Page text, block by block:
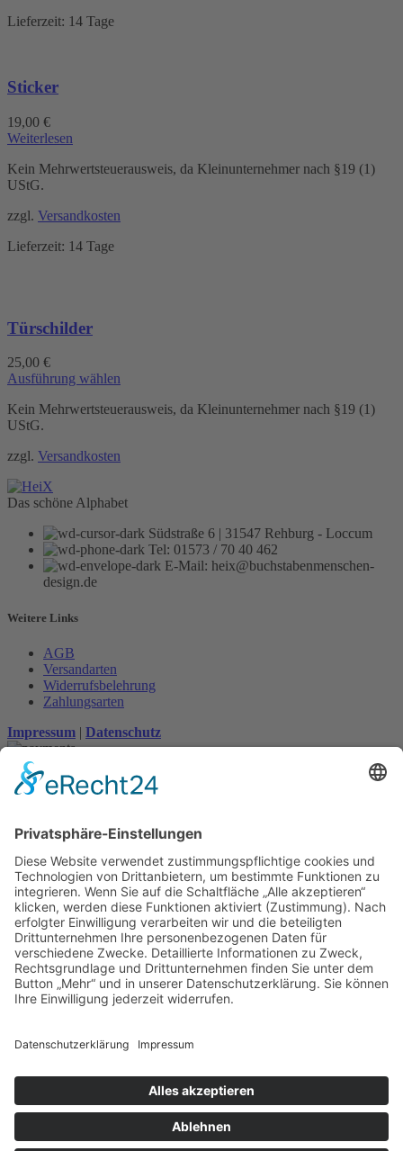
Lieferzeit: 14 Tage
Sticker
19,00 €
Weiterlesen
Kein Mehrwertsteuerausweis, da Kleinunternehmer nach §19 (1)
UStG.
zzgl. Versandkosten
Lieferzeit: 14 Tage
Türschilder
25,00 €
Ausführung wählen
weist
auf.
können
der
Produktseite
gewählt
Kein Mehrwertsteuerausweis, da Kleinunternehmer nach §19 (1)
UStG.
zzgl. Versandkosten
Das schöne Alphabet
Südstraße 6 | 31547 Rehburg - Loccum
Tel: 01573 / 70 40 462
E-Mail: heix@buchstabenmenschen-
design.de
Weitere Links
AGB
Versandarten
Widerrufsbelehrung
Zahlungsarten
Impressum | Datenschutz
Home
Shop
ABC Geschirrhandtuch
ABC Plakat
Individuelles Namensschild
Individuelles (Haus-) Nummernschild
Memo Spiel
Porzellanbecher
Steinzeugbecher
Sticker
Türschilder
Der Prozess
Beispiele
Kontakt
Schließen
Alle angegebenen Preise sind Endpreise, keine Mwst. enthalten.